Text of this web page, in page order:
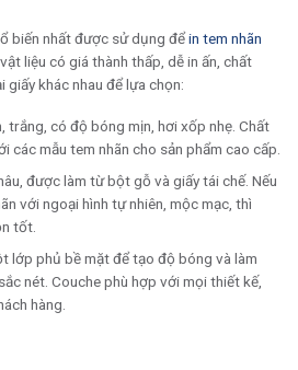
biến nhất được sử dụng đểin tem nhãn
liệu có giá thành thấp, dễ in ấn, chất
giấy khác nhau để lựa chọn:
trắng, có độ bóng mịn, hơi xốp nhẹ. Chất
các mẫu tem nhãn cho sản phẩm cao cấp.
được làm từ bột gỗ và giấy tái chế. Nếu
với ngoại hình tự nhiên, mộc mạc, thì
tốt.
lớp phủ bề mặt để tạo độ bóng và làm
nét. Couche phù hợp với mọi thiết kế,
hàng.